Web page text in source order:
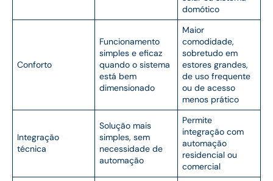
domótico
Conforto
Funcionamento
simples e eficaz
quando o sistema
está bem
dimensionado
Maior
comodidade,
sobretudo em
estores grandes,
de uso frequente
ou de acesso
menos prático
Integração
técnica
Solução mais
simples, sem
necessidade de
automação
Permite
integração com
automação
residencial ou
comercial